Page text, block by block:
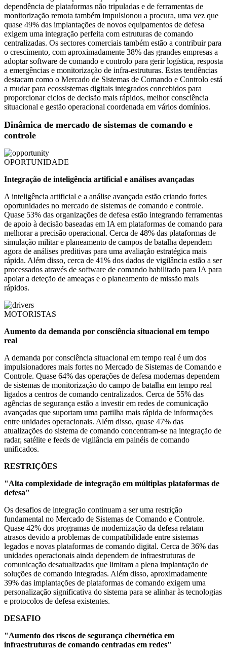
dependência de plataformas não tripuladas e de ferramentas de
monitorização remota também impulsionou a procura, uma vez que
quase 49% das implantações de novos equipamentos de defesa
exigem uma integração perfeita com estruturas de comando
centralizadas. Os sectores comerciais também estão a contribuir para
o crescimento, com aproximadamente 38% das grandes empresas a
adoptar software de comando e controlo para gerir logística, resposta
a emergências e monitorização de infra-estruturas. Estas tendências
destacam como o Mercado de Sistemas de Comando e Controlo está
a mudar para ecossistemas digitais integrados concebidos para
proporcionar ciclos de decisão mais rápidos, melhor consciência
situacional e gestão operacional coordenada em vários domínios.
Dinâmica de mercado de sistemas de comando e
controle
OPORTUNIDADE
Integração de inteligência artificial e análises avançadas
A inteligência artificial e a análise avançada estão criando fortes
oportunidades no mercado de sistemas de comando e controle.
Quase 53% das organizações de defesa estão integrando ferramentas
de apoio à decisão baseadas em IA em plataformas de comando para
melhorar a precisão operacional. Cerca de 48% das plataformas de
simulação militar e planeamento de campos de batalha dependem
agora de análises preditivas para uma avaliação estratégica mais
rápida. Além disso, cerca de 41% dos dados de vigilância estão a ser
processados ​​através de software de comando habilitado para IA para
apoiar a deteção de ameaças e o planeamento de missão mais
rápidos.
MOTORISTAS
Aumento da demanda por consciência situacional em tempo
real
A demanda por consciência situacional em tempo real é um dos
impulsionadores mais fortes no Mercado de Sistemas de Comando e
Controle. Quase 64% das operações de defesa modernas dependem
de sistemas de monitorização do campo de batalha em tempo real
ligados a centros de comando centralizados. Cerca de 55% das
agências de segurança estão a investir em redes de comunicação
avançadas que suportam uma partilha mais rápida de informações
entre unidades operacionais. Além disso, quase 47% das
atualizações do sistema de comando concentram-se na integração de
radar, satélite e feeds de vigilância em painéis de comando
unificados.
RESTRIÇÕES
"Alta complexidade de integração em múltiplas plataformas de
defesa"
Os desafios de integração continuam a ser uma restrição
fundamental no Mercado de Sistemas de Comando e Controle.
Quase 42% dos programas de modernização da defesa relatam
atrasos devido a problemas de compatibilidade entre sistemas
legados e novas plataformas de comando digital. Cerca de 36% das
unidades operacionais ainda dependem de infraestruturas de
comunicação desatualizadas que limitam a plena implantação de
soluções de comando integradas. Além disso, aproximadamente
39% das implantações de plataformas de comando exigem uma
personalização significativa do sistema para se alinhar às tecnologias
e protocolos de defesa existentes.
DESAFIO
"Aumento dos riscos de segurança cibernética em
infraestruturas de comando centradas em redes"